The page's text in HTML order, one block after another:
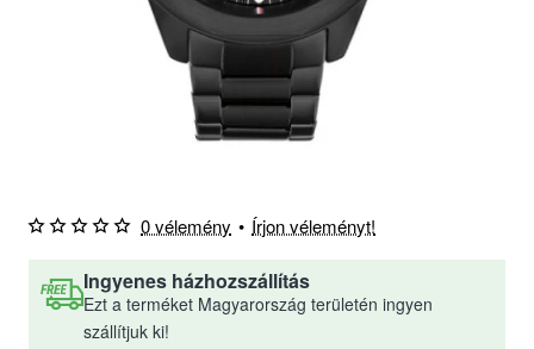
Ingyenes házhozszállítás
Ezt a terméket Magyarország területén ingyen
szállítjuk ki!
0 vélemény • Írjon véleményt!